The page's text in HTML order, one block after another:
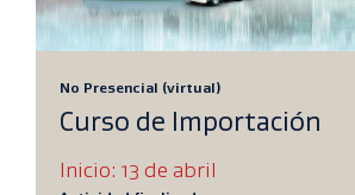
No Presencial (virtual)
Curso de Importación
Inicio: 13 de abril